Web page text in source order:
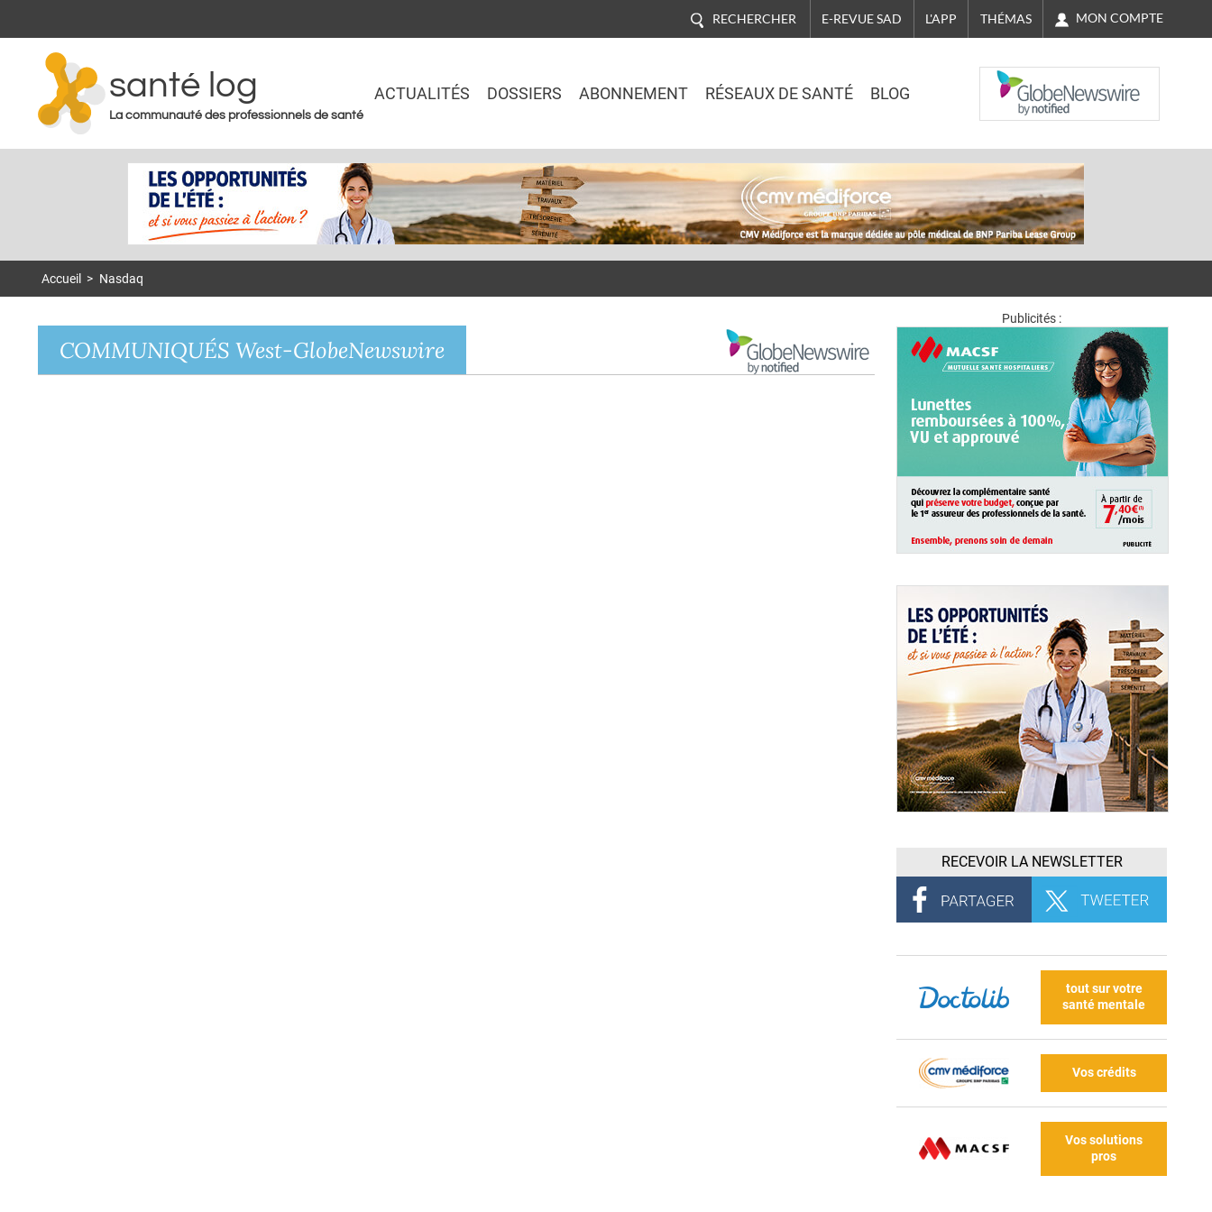
RECHERCHER E-REVUE SAD L'APP THÉMAS MON COMPTE
santé log
La communauté des professionnels de santé
ACTUALITÉS DOSSIERS ABONNEMENT RÉSEAUX DE SANTÉ BLOG
NASDAQ
Accueil > Nasdaq
COMMUNIQUÉS West-GlobeNewswire
Publicités :
RECEVOIR LA NEWSLETTER
tout sur votre
santé mentale
Vos crédits
Vos solutions
pros